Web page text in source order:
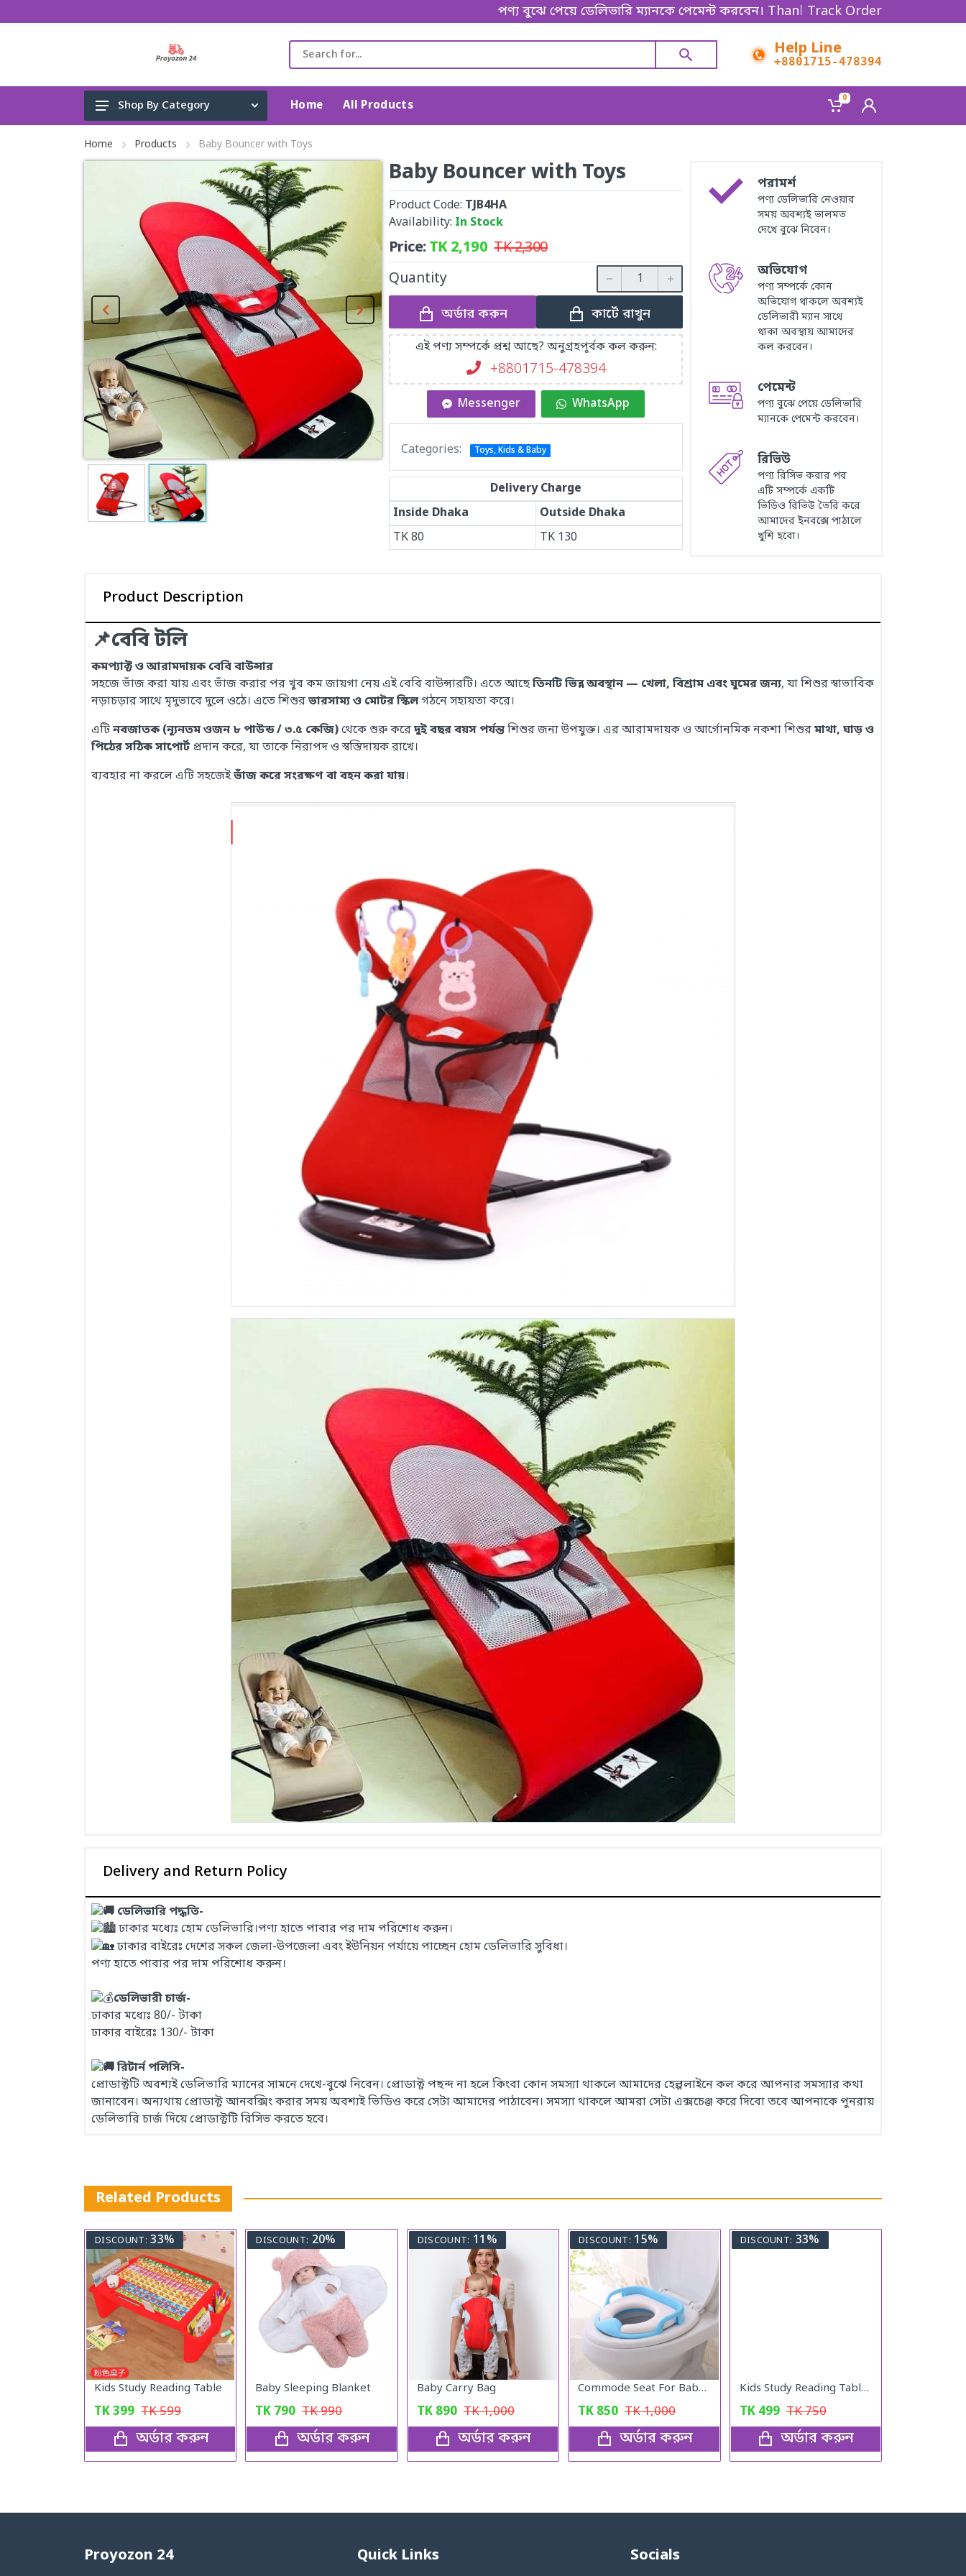
পণ্য বুঝে পেয়ে ডেলিভারি ম্যানকে পেমেন্ট করবেন। Thanks for shopping!Track Order
Help Line
+8801715-478394
Gadget & Electronics
Cleaning Supplies
Accessories
Home Appliance
Fashion & Lifestyle
Health & Beauty
View All Categories
Shop By Category Home All Products
0
Home Products Baby Bouncer with Toys
Baby Bouncer with Toys
Product Code: TJB4HA
Availability: In Stock
Price:TK2,190 TK2,300
Quantity
অর্ডার করুন কার্টে রাখুন
এই পণ্য সম্পর্কে প্রশ্ন আছে? অনুগ্রহপূর্বক কল করুন:
+8801715-478394
Messenger WhatsApp
Categories: Toys, Kids & Baby
Delivery Charge
Inside Dhaka
Outside Dhaka
TK80 TK 130
পরামর্শ
পণ্য ডেলিভারি নেওয়ার
সময় অবশ্যই ভালমত
দেখে বুঝে নিবেন।
অভিযোগ
পণ্য সম্পর্কে কোন
অভিযোগ থাকলে অবশ্যই
ডেলিভারী ম্যান সাথে
থাকা অবস্থায় আমাদের
কল করবেন।
পেমেন্ট
পণ্য বুঝে পেয়ে ডেলিভারি
ম্যানকে পেমেন্ট করবেন।
রিভিউ
পণ্য রিসিভ করার পর
এটি সম্পর্কে একটি
ভিডিও রিভিউ তৈরি করে
আমাদের ইনবক্সে পাঠালে
খুশি হবো।
Product Description
📌বেবি টলি
কমপ্যাক্ট ও আরামদায়ক বেবি বাউন্সার
সহজে ভাঁজ করা যায় এবং ভাঁজ করার পর খুব কম জায়গা নেয় এই বেবি বাউন্সারটি। এতে আছেতিনটি ভিন্ন অবস্থান — খেলা, বিশ্রাম এবং ঘুমের জন্য, যা শিশুর স্বাভাবিক
নড়াচড়ার সাথে মৃদুভাবে দুলে ওঠে। এতে শিশুরভারসাম্য ও মোটর স্কিল গঠনে সহায়তা করে।
এটিনবজাতক (ন্যূনতম ওজন ৮ পাউন্ড / ৩.৫ কেজি)থেকে শুরু করেদুই বছর বয়স পর্যন্তশিশুর জন্য উপযুক্ত। এর আরামদায়ক ও আর্গোনমিক নকশা শিশুরমাথা, ঘাড় ও
পিঠের সঠিক সাপোর্টপ্রদান করে, যা তাকে নিরাপদ ও স্বস্তিদায়ক রাখে।
ব্যবহার না করলে এটি সহজেইভাঁজ করে সংরক্ষণ বা বহন করা যায়।
Delivery and Return Policy
ডেলিভারি পদ্ধতি-
ঢাকার মধ্যেঃ হোম ডেলিভারি।পণ্য হাতে পাবার পর দাম পরিশোধ করুন।
ঢাকার বাইরেঃ দেশের সকল জেলা-উপজেলা এবং ইউনিয়ন পর্যায়ে পাচ্ছেন হোম ডেলিভারি সুবিধা।
পণ্য হাতে পাবার পর দাম পরিশোধ করুন।
ডেলিভারী চার্জ-
ঢাকার মধ্যেঃ 80/- টাকা
ঢাকার বাইরেঃ 130/- টাকা
রিটার্ন পলিসি-
প্রোডাক্টটি অবশ্যই ডেলিভারি ম্যানের সামনে দেখে-বুঝে নিবেন। প্রোডাক্ট পছন্দ না হলে কিংবা কোন সমস্যা থাকলে আমাদের হেল্পলাইনে কল করে আপনার সমস্যার কথা
জানাবেন। অন্যথায় প্রোডাক্ট আনবক্সিং করার সময় অবশ্যই ভিডিও করে সেটা আমাদের পাঠাবেন। সমস্যা থাকলে আমরা সেটা এক্সচেঞ্জ করে দিবো তবে আপনাকে পুনরায়
ডেলিভারি চার্জ দিয়ে প্রোডাক্টটি রিসিভ করতে হবে।
Related Products
DISCOUNT: 33%
Kids Study Reading Table
TK399 TK599
অর্ডার করুন
DISCOUNT: 20%
Baby Sleeping Blanket
TK 790 TK990
অর্ডার করুন
DISCOUNT: 11%
Baby Carry Bag
TK 890 TK1,000
অর্ডার করুন
DISCOUNT: 15%
Commode Seat For Baby Potty
TK 850 TK1,000
অর্ডার করুন
DISCOUNT: 33%
Kids Study Reading Table (Pink)
TK 499 TK750
অর্ডার করুন
Proyozon 24 Quick Links Socials